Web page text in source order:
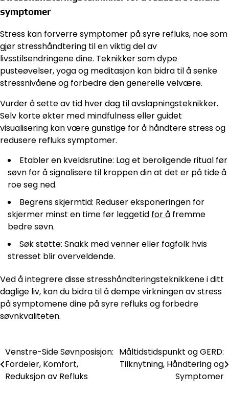
symptomer
Stress kan forverre symptomer på syre refluks, noe som
gjør stresshåndtering til en viktig del av
livsstilsendringene dine. Teknikker som dype
pusteøvelser, yoga og meditasjon kan bidra til å senke
stressnivåene og forbedre den generelle velvære.
Vurder å sette av tid hver dag til avslapningsteknikker.
Selv korte økter med mindfulness eller guidet
visualisering kan være gunstige for å håndtere stress og
redusere refluks symptomer.
Etabler en kveldsrutine: Lag et beroligende ritual før
søvn for å signalisere til kroppen din at det er på tide å
roe seg ned.
Begrens skjermtid: Reduser eksponeringen for
skjermer minst en time før leggetid for å fremme
bedre søvn.
Søk støtte: Snakk med venner eller fagfolk hvis
stresset blir overveldende.
Ved å integrere disse stresshåndteringsteknikkene i ditt
daglige liv, kan du bidra til å dempe virkningen av stress
på symptomene dine på syre refluks og forbedre
søvnkvaliteten.
Post
navigation
Venstre-Side Søvnposisjon:
Fordeler, Komfort,
Reduksjon av Refluks
Måltidstidspunkt og GERD:
Tilknytning, Håndtering og
Symptomer